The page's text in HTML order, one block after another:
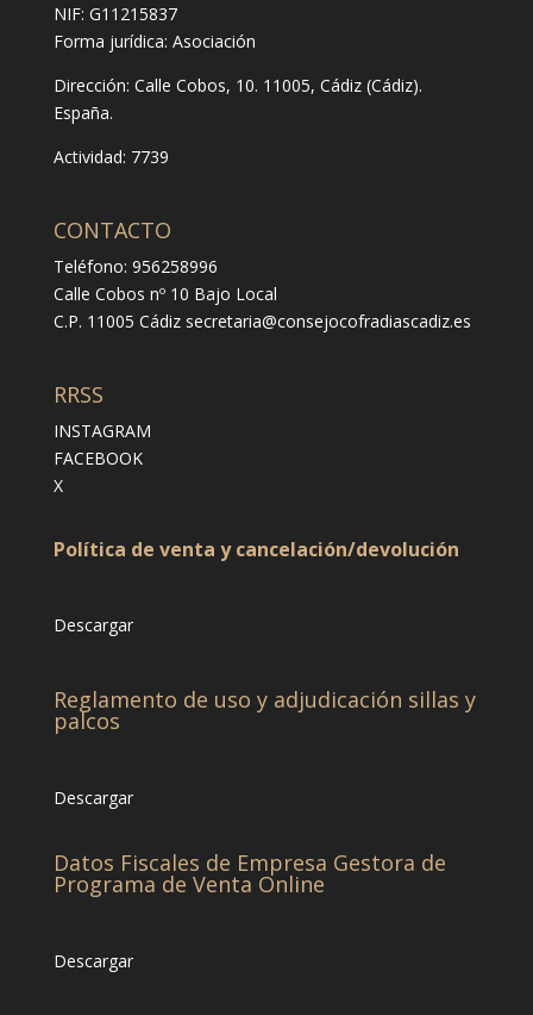
NIF: G11215837
Forma jurídica: Asociación
Dirección: Calle Cobos, 10. 11005, Cádiz (Cádiz).
España.
Actividad: 7739
CONTACTO
Teléfono: 956258996
Calle Cobos nº 10 Bajo Local
C.P. 11005 Cádiz secretaria@consejocofradiascadiz.es
RRSS
INSTAGRAM
FACEBOOK
X
Política de venta y cancelación/devolución
Descargar
Reglamento de uso y adjudicación sillas y
palcos
Descargar
Datos Fiscales de Empresa Gestora de
Programa de Venta Online
Descargar